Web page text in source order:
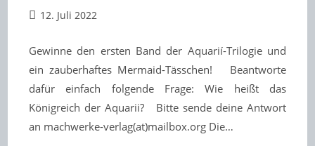
Beitrag
12. Juli 2022
Gewinne den ersten Band der Aquarií-Trilogie und
ein zauberhaftes Mermaid-Tässchen! Beantworte
dafür einfach folgende Frage: Wie heißt das
Königreich der Aquarii? Bitte sende deine Antwort
an machwerke-verlag(at)mailbox.org Die…